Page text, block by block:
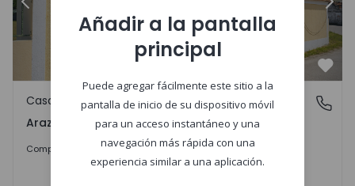
Anterior
Arazede, Coimbra
Casa
Arazede, Coimbra
Comprar 120.000 €
Añadir a la pantalla
principal
Puede agregar fácilmente este sitio a la
pantalla de inicio de su dispositivo móvil
para un acceso instantáneo y una
navegación más rápida con una
experiencia similar a una aplicación.